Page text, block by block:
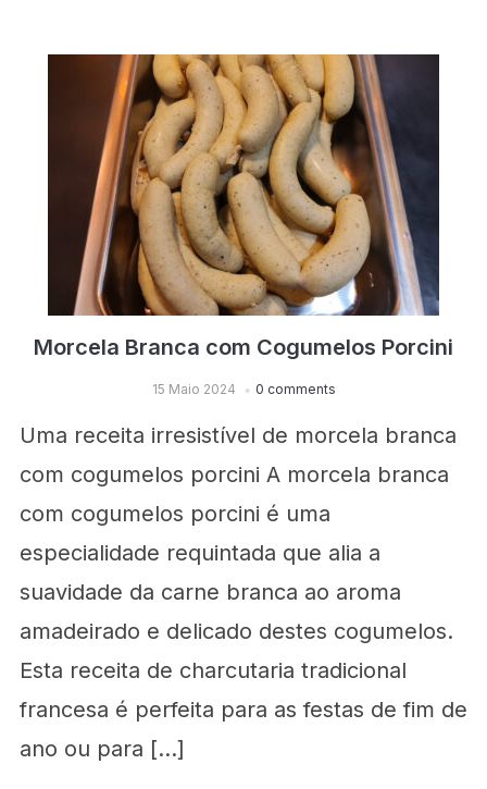
Morcela Branca com Cogumelos Porcini
15 Maio 2024 0 comments
Uma receita irresistível de morcela branca
com cogumelos porcini A morcela branca
com cogumelos porcini é uma
especialidade requintada que alia a
suavidade da carne branca ao aroma
amadeirado e delicado destes cogumelos.
Esta receita de charcutaria tradicional
francesa é perfeita para as festas de fim de
ano ou para […]